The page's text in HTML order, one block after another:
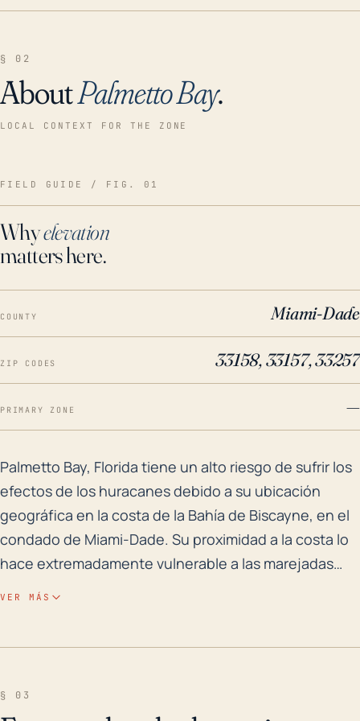
§ 02
AboutPalmetto Bay.
LOCAL CONTEXT FOR THE ZONE
FIELD GUIDE / FIG. 01
Whyelevation
matters here.
COUNTY Miami-Dade
ZIP CODES 33158, 33157, 33257
PRIMARY ZONE —
Palmetto Bay, Florida tiene un alto riesgo de sufrir
Palmetto Bay, Florida tiene un alto riesgo de sufrir los
efectos de los huracanes debido a su ubicación
geográfica en la costa de la Bahía de Biscayne, en el
condado de Miami-Dade. Su proximidad a la costa lo
hace extremadamente vulnerable a las marejadas
ciclónicas, uno de los componentes más mortíferos
VER MÁS
§ 03